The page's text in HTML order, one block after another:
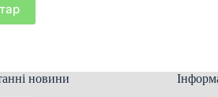
новини